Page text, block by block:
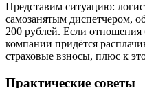
Представим ситуацию:
самозанятым диспетчером,
200 рублей. Если
компании придётся
страховые взносы, плюс к
Практические советы